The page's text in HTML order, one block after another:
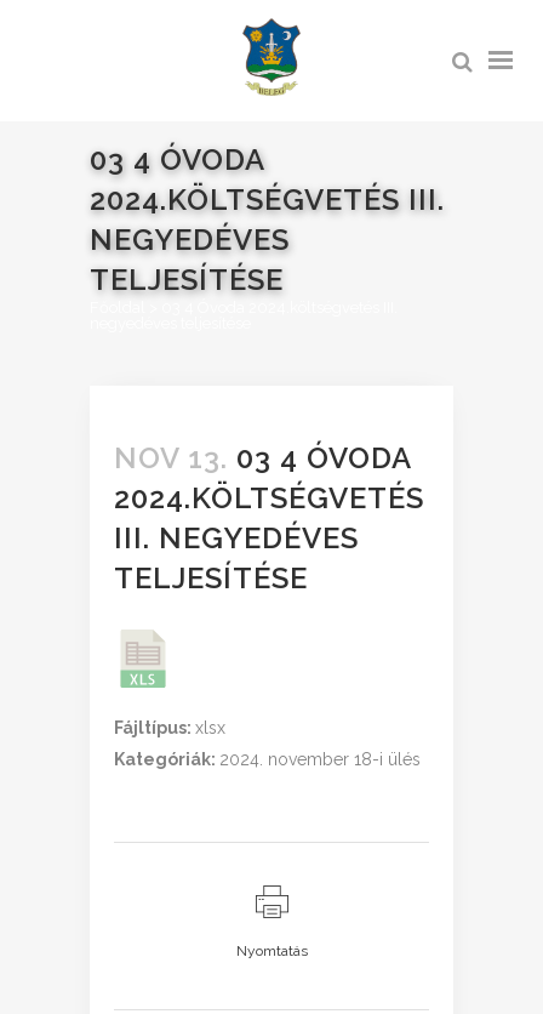
03 4 ÓVODA
2024.KÖLTSÉGVETÉS III.
NEGYEDÉVES
TELJESÍTÉSE
NOV 13. 03 4 ÓVODA
2024.KÖLTSÉGVETÉS
III. NEGYEDÉVES
TELJESÍTÉSE
Fájltípus: xlsx
Kategóriák: 2024. november 18-i ülés
Nyomtatás